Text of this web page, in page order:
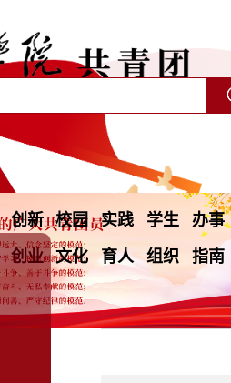
创新
创业
校园
文化
实践
育人
学生
组织
办事
指南